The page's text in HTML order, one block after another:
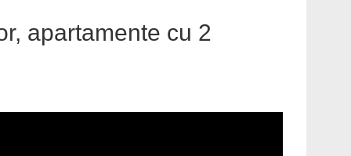
apartamente cu 2